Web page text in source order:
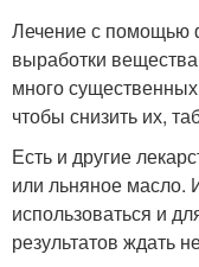
Лечение с помощью
выработки
много
чтобы снизить их,
Есть и другие
или льняное масло.
использоваться и
результатов ждать